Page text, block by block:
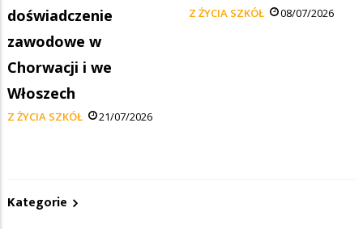
doświadczenie
zawodowe w
Chorwacji i we
Włoszech
Z ŻYCIA SZKÓŁ 21/07/2026
Z ŻYCIA SZKÓŁ 08/07/2026
Kategorie